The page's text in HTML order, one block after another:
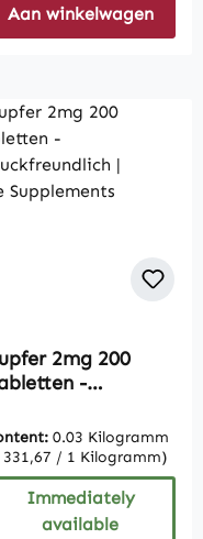
Aan winkelwagen
2mg 200
-
Supplements
0.03 Kilogramm
331,67 / 1 Kilogramm)
Immediately
available